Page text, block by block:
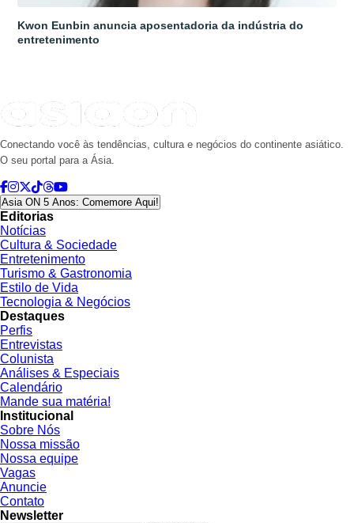
Kwon Eunbin anuncia aposentadoria da indústria do
entretenimento
Conectando você às tendências, cultura e negócios do continente asiático.
O seu portal para a Ásia.
Asia ON 5 Anos: Comemore Aqui!
Editorias
Notícias
Cultura & Sociedade
Entretenimento
Turismo & Gastronomia
Estilo de Vida
Tecnologia & Negócios
Destaques
Perfis
Entrevistas
Colunista
Análises & Especiais
Calendário
Mande sua matéria!
Institucional
Sobre Nós
Nossa missão
Nossa equipe
Vagas
Anuncie
Contato
Newsletter